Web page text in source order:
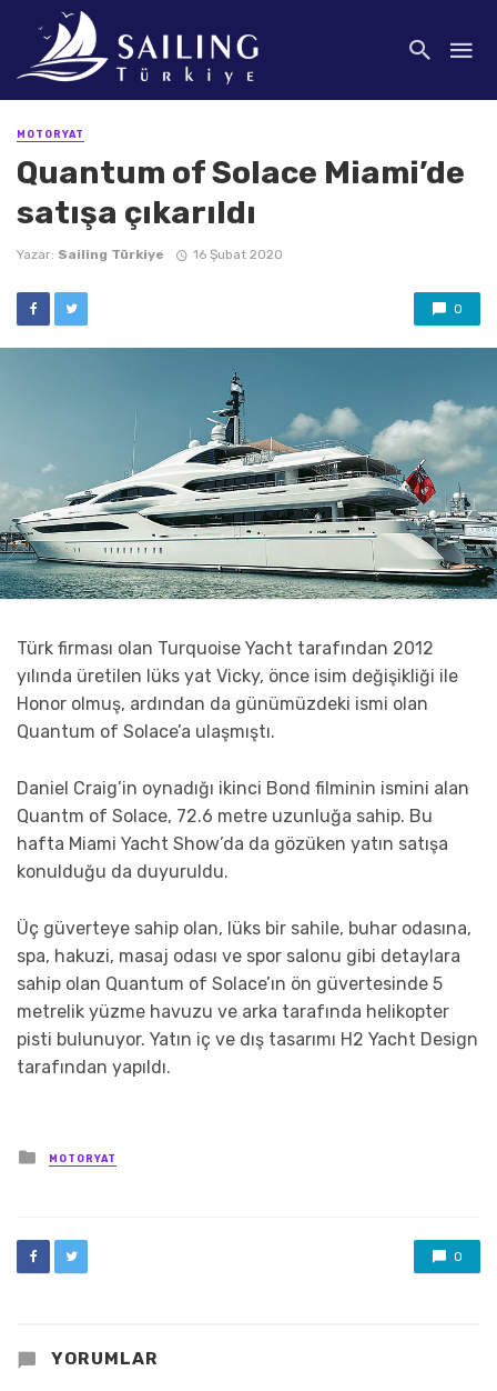
MOTORYAT
Quantum of Solace Miami’de
satışa çıkarıldı
Yazar: Sailing Türkiye 16 Şubat 2020
0
Türk firması olan Turquoise Yacht tarafından 2012
yılında üretilen lüks yat Vicky, önce isim değişikliği ile
Honor olmuş, ardından da günümüzdeki ismi olan
Quantum of Solace’a ulaşmıştı.
Daniel Craig’in oynadığı ikinci Bond filminin ismini alan
Quantm of Solace, 72.6 metre uzunluğa sahip. Bu
hafta Miami Yacht Show’da da gözüken yatın satışa
konulduğu da duyuruldu.
Üç güverteye sahip olan, lüks bir sahile, buhar odasına,
spa, hakuzi, masaj odası ve spor salonu gibi detaylara
sahip olan Quantum of Solace’ın ön güvertesinde 5
metrelik yüzme havuzu ve arka tarafında helikopter
pisti bulunuyor. Yatın iç ve dış tasarımı H2 Yacht Design
tarafından yapıldı.
Posted
in
MOTORYAT
0
YORUMLAR